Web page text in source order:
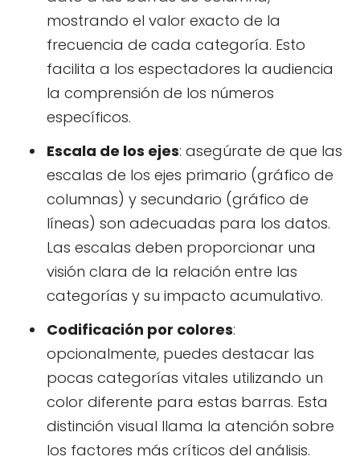
mostrando el valor exacto de la
frecuencia de cada categoría. Esto
facilita a los espectadores la audiencia
la comprensión de los números
específicos.
Escala de los ejes: asegúrate de que las
escalas de los ejes primario (gráfico de
columnas) y secundario (gráfico de
líneas) son adecuadas para los datos.
Las escalas deben proporcionar una
visión clara de la relación entre las
categorías y su impacto acumulativo.
Codificación por colores:
opcionalmente, puedes destacar las
pocas categorías vitales utilizando un
color diferente para estas barras. Esta
distinción visual llama la atención sobre
los factores más críticos del análisis.